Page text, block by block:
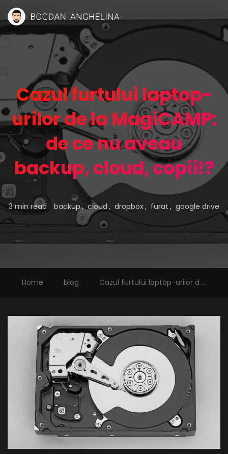
Cazul furtului laptop-
urilor de la MagiCAMP:
de ce nu aveau
backup, cloud, copii!?
3 min read backup cloud dropbox furat google drive
Home blog Cazul furtului laptop-urilor d ...